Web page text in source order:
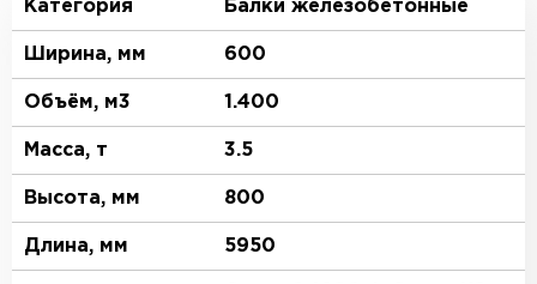
Категория Балки железобетонные
Ширина, мм 600
Объём, м3 1.400
Масса, т 3.5
Высота, мм 800
Длина, мм 5950